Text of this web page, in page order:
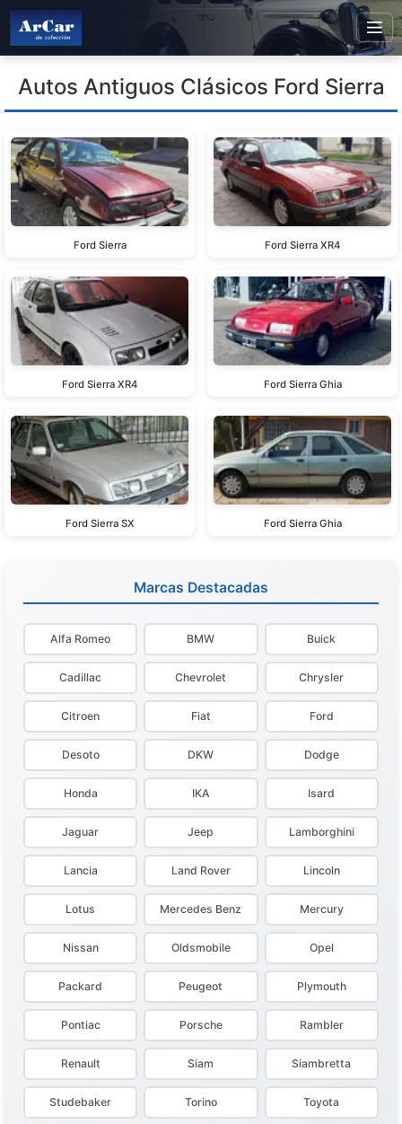
Autos Antiguos Clásicos Ford Sierra
Ford Sierra Ford Sierra XR4
Ford Sierra XR4 Ford Sierra Ghia
Ford Sierra SX Ford Sierra Ghia
Marcas Destacadas
Alfa Romeo BMW Buick
Cadillac Chevrolet Chrysler
Citroen Fiat Ford
Desoto DKW Dodge
Honda IKA Isard
Jaguar Jeep Lamborghini
Lancia Land Rover Lincoln
Lotus Mercedes Benz Mercury
Nissan Oldsmobile Opel
Packard Peugeot Plymouth
Pontiac Porsche Rambler
Renault Siam Siambretta
Studebaker Torino Toyota